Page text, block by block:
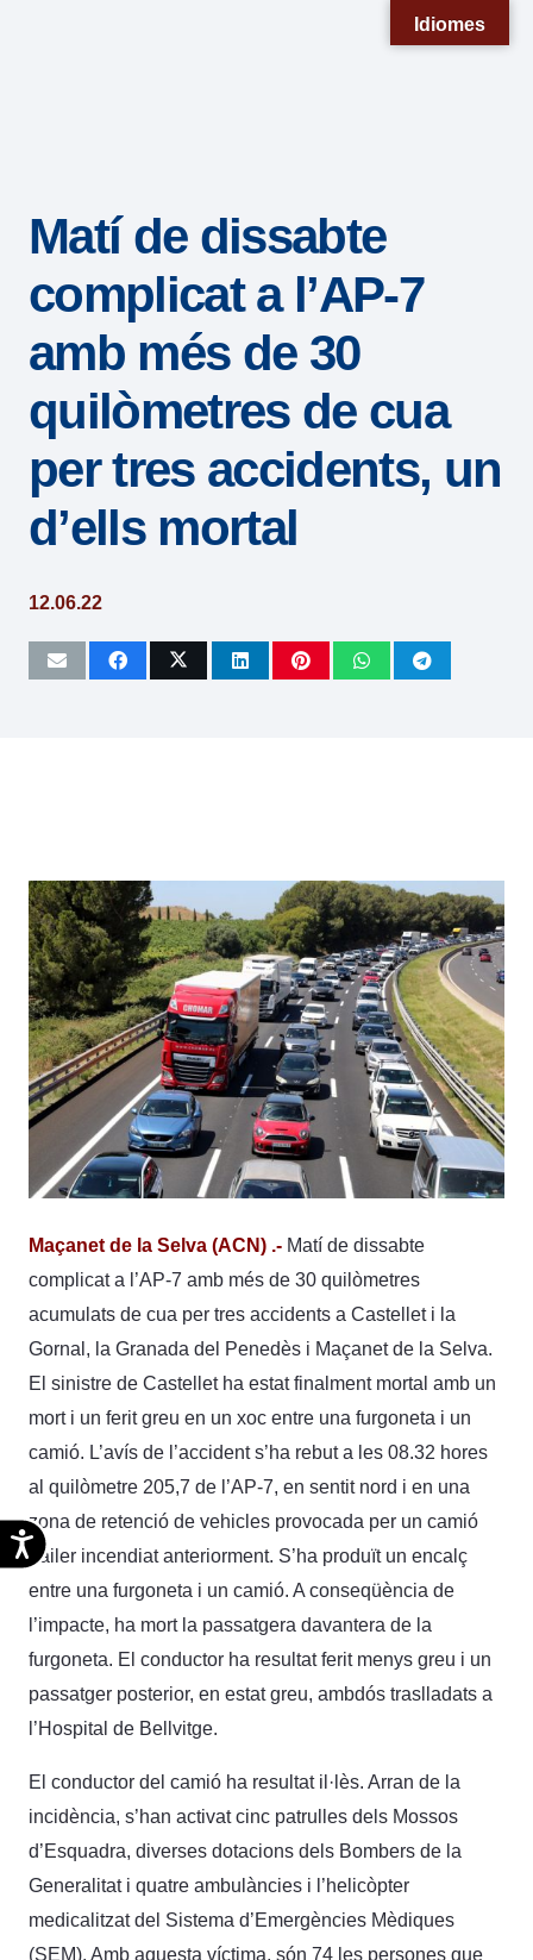
sistema
accesibilidad.
Accesibilidad
Matí de dissabte
complicat a l’AP-7
amb més de 30
quilòmetres de cua
per tres accidents, un
d’ells mortal
12.06.22
Maçanet de la Selva (ACN) .- Matí de dissabte
complicat a l’AP-7 amb més de 30 quilòmetres
acumulats de cua per tres accidents a Castellet i la
Gornal, la Granada del Penedès i Maçanet de la Selva.
El sinistre de Castellet ha estat finalment mortal amb un
mort i un ferit greu en un xoc entre una furgoneta i un
camió. L’avís de l’accident s’ha rebut a les 08.32 hores
al quilòmetre 205,7 de l’AP-7, en sentit nord i en una
zona de retenció de vehicles provocada per un camió
tràiler incendiat anteriorment. S’ha produït un encalç
entre una furgoneta i un camió. A conseqüència de
l’impacte, ha mort la passatgera davantera de la
furgoneta. El conductor ha resultat ferit menys greu i un
passatger posterior, en estat greu, ambdós traslladats a
l’Hospital de Bellvitge.
El conductor del camió ha resultat il·lès. Arran de la
incidència, s’han activat cinc patrulles dels Mossos
d’Esquadra, diverses dotacions dels Bombers de la
Generalitat i quatre ambulàncies i l’helicòpter
medicalitzat del Sistema d’Emergències Mèdiques
(SEM). Amb aquesta víctima, són 74 les persones que
Idiomes